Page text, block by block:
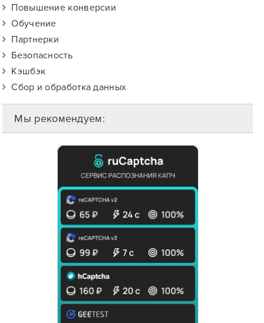
Повышение конверсии
Обучение
Партнерки
Безопасность
Кэшбэк
Сбор и обработка данных
Мы рекомендуем: